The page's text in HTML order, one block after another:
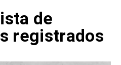
de
registrados